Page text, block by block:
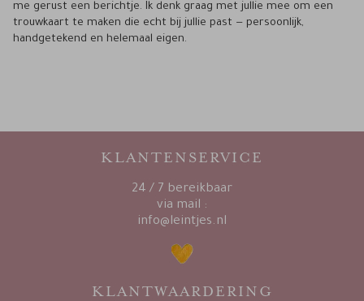
me gerust een berichtje. Ik denk graag met jullie mee om een
trouwkaart te maken die echt bij jullie past — persoonlijk,
handgetekend en helemaal eigen.
KLANTENSERVICE
24 / 7 bereikbaar
via mail :
info@leintjes.nl
KLANTWAARDERING